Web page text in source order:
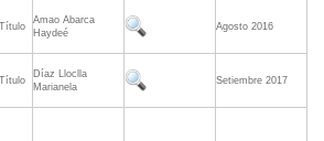
Amao Abarca
Haydeé
Agosto 2016
Díaz Lloclla
Marianela
Setiembre 2017